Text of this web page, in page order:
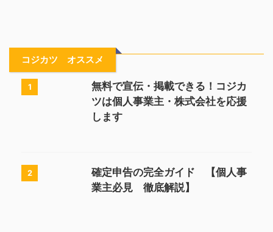
コジカツ オススメ
1
無料で宣伝・掲載できる！コジカ
ツは個人事業主・株式会社を応援
します
2
確定申告の完全ガイド 【個人事
業主必見 徹底解説】